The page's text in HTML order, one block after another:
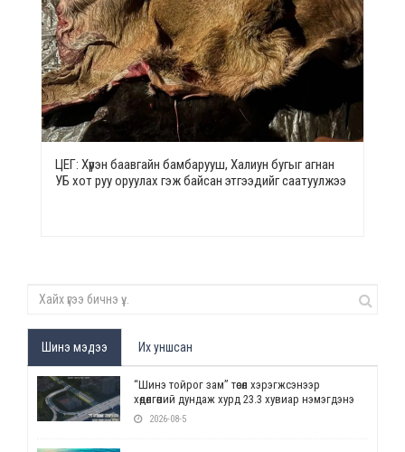
ЦЕГ: Хүрэн баавгайн бамбарууш, Халиун бугыг агнан
УБ хот руу оруулах гэж байсан этгээдийг саатуулжээ
Шинэ мэдээ Их уншсан
“Шинэ тойрог зам” төсөл хэрэгжсэнээр
хөдөлгөөний дундаж хурд 23.3 хувиар нэмэгдэнэ
2026-08-5